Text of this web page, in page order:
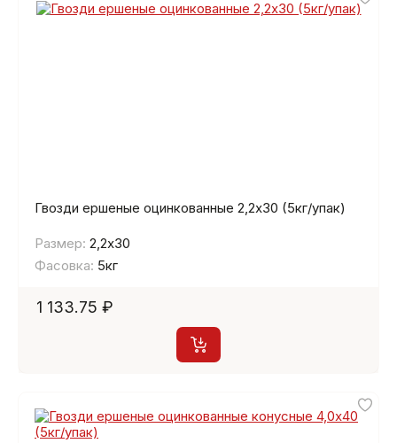
Гвозди ершеные оцинкованные 2,2х30 (5кг/упак)
Размер: 2,2х30
Фасовка: 5кг
1 133.75 ₽